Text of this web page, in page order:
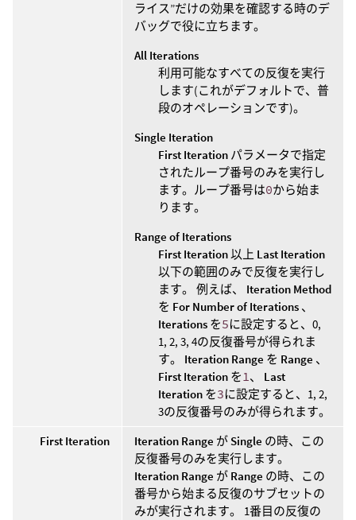
ライス”だけの効果を確認する時のデ
バッグで役に立ちます。
All Iterations
利用可能なすべての反復を実行
します(これがデフォルトで、普
段のオペレーションです)。
Single Iteration
First Iteration パラメータで指定
されたループ番号のみを実行し
ます。ループ番号は0から始ま
ります。
Range of Iterations
First Iteration以上 Last Iteration
以下の範囲のみで反復を実行し
ます。 例えば、 Iteration Method
を For Number of Iterations 、
Iterations を5に設定すると、0,
1, 2, 3, 4の反復番号が得られま
す。 Iteration Range を Range 、
First Iteration を1、 Last
Iteration を3に設定すると、1, 2,
3の反復番号のみが得られます。
First Iteration
Iteration Range が Single の時、この
反復番号のみを実行します。
Iteration Range が Range の時、この
番号から始まる反復のサブセットの
みが実行されます。 1番目の反復の